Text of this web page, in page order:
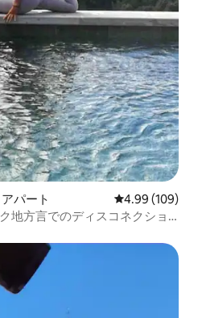
パート レビュー109
4.99 (109)
地方言でのディスコネクショ
。